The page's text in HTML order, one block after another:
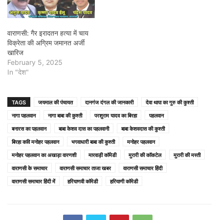
वाराणसी: गैर इरादतन हत्या में चाय
विक्रेता की अग्रिम जमानत अर्जी
खारिज
February 5, 2025
In "देश"
TAGS जयमाल की पंचायत दानगंज दंगल की जानकारी
देवा थापा का गुरु की कुश्ती
नागा पहलवान
नागा बाबा की कुश्ती परशुराम यादव का बिरहा
पहलवान
बनारस का पहलवान
बाबा केशव दास का पहलवानी
बाबा केशवदास की कुश्ती
बिरहा कवि मनोहर पहलवान
भगवाधारी बाबा की कुश्ती
मनोहर पहलवान
मनोहर पहलवान का अखाड़ा वारणशी
मारवाड़ी कॉमेडी मुरारी की कॉकटेल
मुरारी की मस्ती
वाराणसी के समाचार
वाराणसी समाचार ताजा खबर
वाराणसी समाचार हिंदी
वाराणसी समाचार हिंदी में
हरियाणवी कॉमेडी हरियाणी कॉमेडी